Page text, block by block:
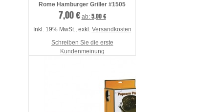
Rome Hamburger Griller #1505
7,00 € ab: 5,00 €
Inkl. 19% MwSt. exkl. Versandkosten
Schreiben Sie die erste
Kundenmeinung